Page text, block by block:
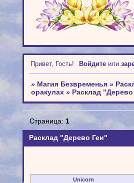
Привет, Гость! Войдитеили
» Магия Безвременья »
оракулах » Расклад "Дерево
Расклад "Дерево Геи"
Страница: 1
Unicorn